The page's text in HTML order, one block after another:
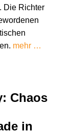
Die Richter
mehr …
Chaos
in